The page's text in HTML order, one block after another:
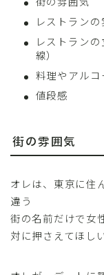
レストラン
レストラン
線）
料理やアル
値段感
街の雰囲気
オレは、東京に住
違う
街の名前だけで女
対に押さえてほし